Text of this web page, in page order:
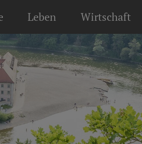
Leben Wirtschaft